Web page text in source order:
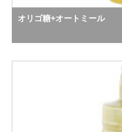
オリゴ糖+オートミール